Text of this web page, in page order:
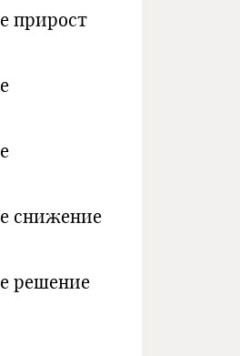
прирост
снижение
решение